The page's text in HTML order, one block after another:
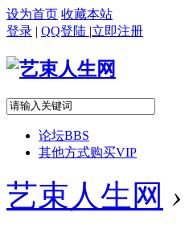
设为首页 收藏本站
登录 | QQ登陆 |立即注册
论坛BBS
其他方式购买VIP
艺束人生网 ›